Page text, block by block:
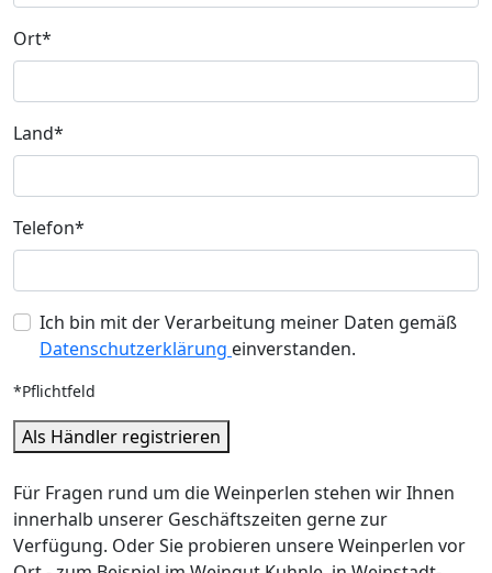
Ort*
Land*
Telefon*
Ich bin mit der Verarbeitung meiner Daten gemäß
Datenschutzerklärung einverstanden.
*Pflichtfeld
Als Händler registrieren
Für Fragen rund um die Weinperlen stehen wir Ihnen
innerhalb unserer Geschäftszeiten gerne zur
Verfügung. Oder Sie probieren unsere Weinperlen vor